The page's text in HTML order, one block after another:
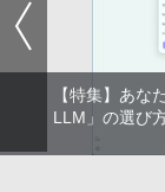
【特集】あな
LLM」の選び